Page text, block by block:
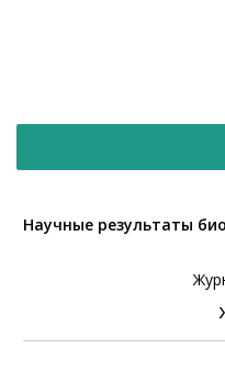
Научные результаты